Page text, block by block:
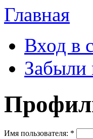
Главная
Вход в
Забыли
Имя пользователя: *